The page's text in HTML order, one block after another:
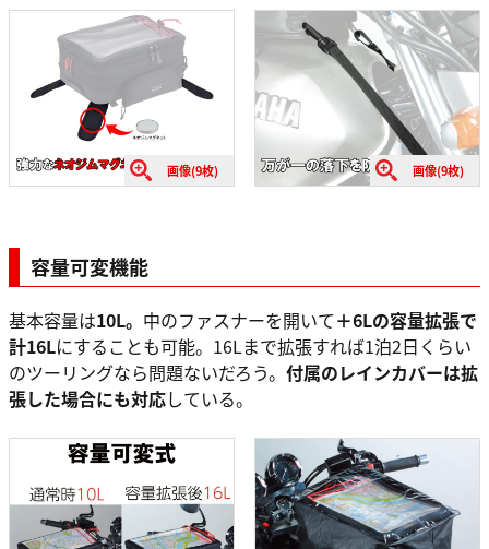
画像(9枚) 画像(9枚)
容量可変機能
基本容量は10L。 中のファスナーを開いて＋6Lの容量拡張で
計16Lにすることも可能。16Lまで拡張すれば1泊2日くらい
のツーリングなら問題ないだろう。 付属のレインカバーは拡
張した場合にも対応している。